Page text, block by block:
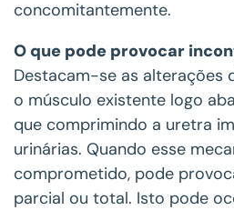
concomitantemente.
O que pode provocar
Destacam-se as alterações
o músculo existente logo
que comprimindo a uretra
urinárias. Quando esse
comprometido, pode
parcial ou total. Isto pode